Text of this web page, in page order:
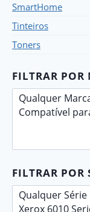
SmartHome
Tinteiros
Toners
FILTRAR POR
FILTRAR POR